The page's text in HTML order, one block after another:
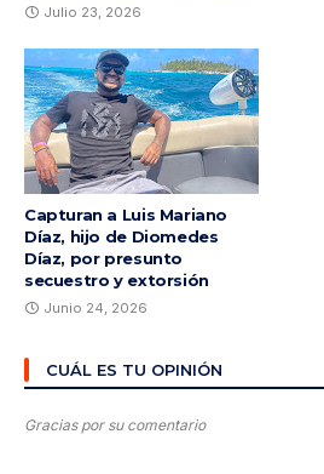
Julio 23, 2026
Capturan a Luis Mariano
Díaz, hijo de Diomedes
Díaz, por presunto
secuestro y extorsión
Junio 24, 2026
CUÁL ES TU OPINIÓN
Gracias por su comentario